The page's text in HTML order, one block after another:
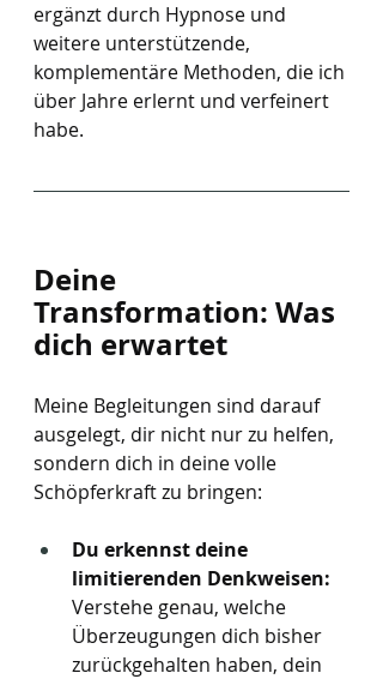
ergänzt durch Hypnose und
weitere unterstützende,
komplementäre Methoden, die ich
über Jahre erlernt und verfeinert
habe.
Deine
Transformation: Was
dich erwartet
Meine Begleitungen sind darauf
ausgelegt, dir nicht nur zu helfen,
sondern dich in deine volle
Schöpferkraft zu bringen:
Du erkennst deine
limitierenden Denkweisen:
Verstehe genau, welche
Überzeugungen dich bisher
zurückgehalten haben, dein